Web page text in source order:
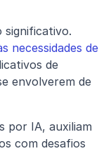
significativo.
necessidades de
de
envolverem de
por IA, auxiliam
com desafios